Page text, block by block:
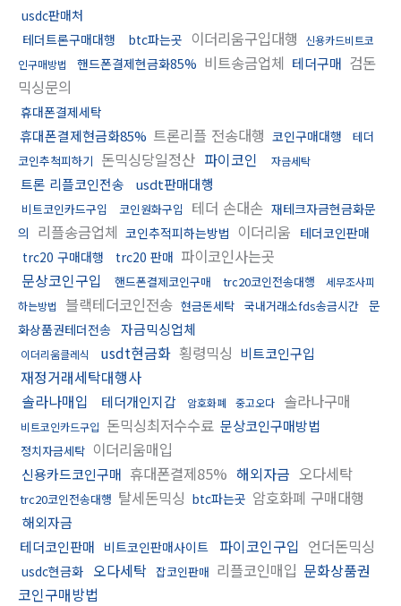
usdc판매처
테더트론구매대행
btc파는곳 이더리움구입대행
신용카드비트코
인구매방법
핸드폰결제현금화85% 비트송금업체 테더구매 검돈
믹싱문의
휴대폰결제세탁
휴대폰결제현금화85% 트론리플 전송대행 코인구매대행
테더
코인추척피하기 돈믹싱당일정산 파이코인 자금세탁
트론 리플코인전송 usdt판매대행
비트코인카드구입 코인원화구입 테더 손대손 재테크자금현금화문
의 리플송금업체 코인추적피하는방법 이더리움 테더코인판매
trc20 구매대행
trc20 판매 파이코인사는곳
문상코인구입
핸드폰결제코인구매 trc20코인전송대행
세무조사피
하는방법
블랙테더코인전송 현금돈세탁 국내거래소fds송금시간 문
화상품권테더전송 자금믹싱업체
이더리움클레식 usdt현금화 횡령믹싱 비트코인구입
재정거래세탁대행사
솔라나매입
테더개인지갑 암호화폐 중고오다 솔라나구매
비트코인카드구입 돈믹싱최저수수료 문상코인구매방법
정치자금세탁 이더리움매입
신용카드코인구매 휴대폰결제85% 해외자금 오다세탁
trc20코인전송대행 탈세돈믹싱 btc파는곳 암호화폐 구매대행
해외자금
테더코인판매 비트코인판매사이트 파이코인구입 언더돈믹싱
usdc현금화 오다세탁 잡코인판매 리플코인매입 문화상품권
코인구매방법